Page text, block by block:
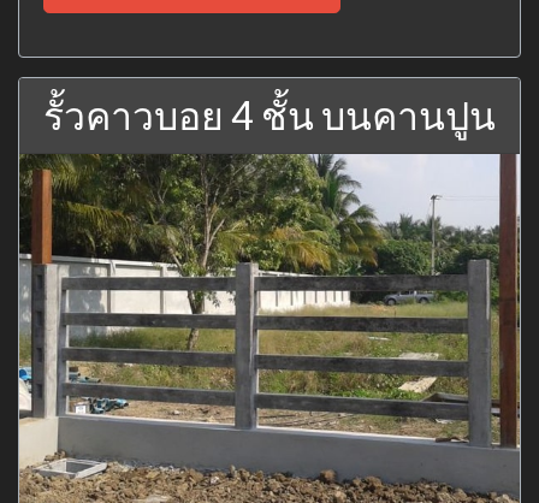
รั้วคาวบอย 4 ชั้น บนคานปูน